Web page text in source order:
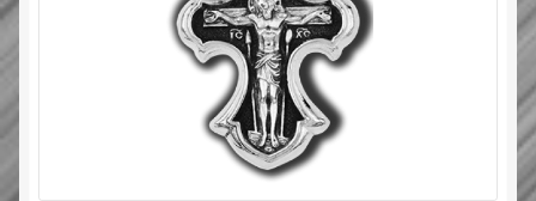
Типовой договор
Контактная информация